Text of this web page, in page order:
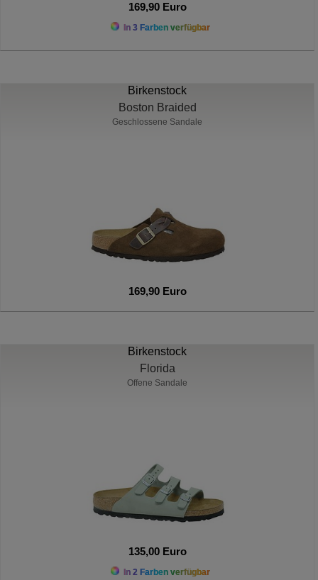
169,90 Euro
In 3 Farben verfügbar
Birkenstock
Boston Braided
Geschlossene Sandale
169,90 Euro
Birkenstock
Florida
Offene Sandale
135,00 Euro
In 2 Farben verfügbar